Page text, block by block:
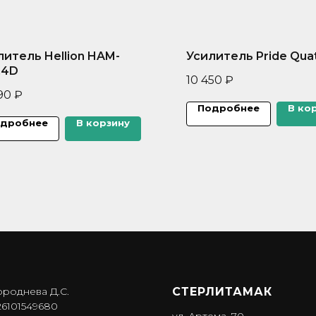
Hellion HAM-
₽
В корзину
Усилитель Pride
10 450 ₽
Подробнее В
Д.С.
СТЕРЛИТАМАК